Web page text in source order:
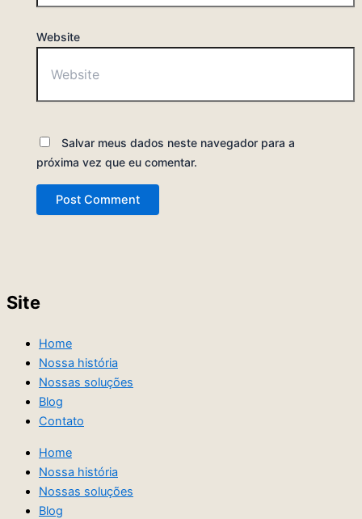
Website
Salvar meus dados neste navegador para a
próxima vez que eu comentar.
Site
Home
Nossa história
Nossas soluções
Blog
Contato
Home
Nossa história
Nossas soluções
Blog